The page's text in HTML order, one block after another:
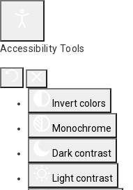
Accessibility Tools
Invert colors
Monochrome
Dark contrast
Light contrast